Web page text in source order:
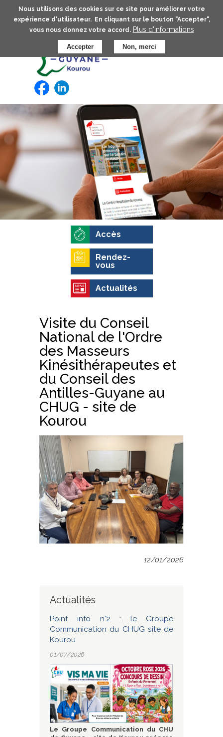
Nous utilisons des cookies sur ce site pour améliorer votre
expérience d'utilisateur. En cliquant sur le bouton "Accepter",
vous nous donnez votre accord. Plus d'informations
Accepter Non, merci
Aller
au
contenu
principal
Accès
Rendez-
vous
Actualités
Visite du Conseil
National de l'Ordre
des Masseurs
Kinésithérapeutes et
du Conseil des
Antilles-Guyane au
CHUG - site de
Kourou
12/01/2026
Actualités
Point info n°2 : le Groupe
Communication du CHUG site de
Kourou
01/07/2026
Le Groupe Communication du CHU